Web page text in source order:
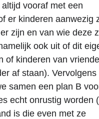
vooraf met een
er kinderen aanwezig
zijn en van wie deze
ook uit of dit
of kinderen van
af staan). Vervolgens
samen een plan B
echt onrustig worden
is die even met ze